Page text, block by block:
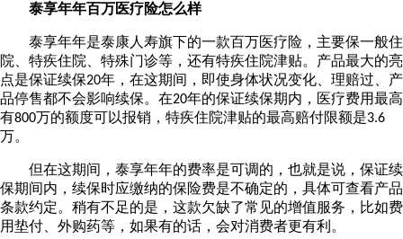
泰享年年百万医疗险怎么样
泰享年年是泰康人寿旗下的一款百万医疗险，主要保一般住
院、特疾住院、特殊门诊等，还有特疾住院津贴。产品最大的亮
点是保证续保20年，在这期间，即使身体状况变化、理赔过、产
品停售都不会影响续保。在20年的保证续保期内，医疗费用最高
有800万的额度可以报销，特疾住院津贴的最高赔付限额是3.6
万。
但在这期间，泰享年年的费率是可调的，也就是说，保证续
保期间内，续保时应缴纳的保险费是不确定的，具体可查看产品
条款约定。稍有不足的是，这款欠缺了常见的增值服务，比如费
用垫付、外购药等，如果有的话，会对消费者更有利。